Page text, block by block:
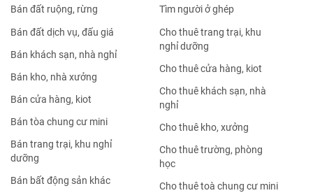
Bán đất ruộng, rừng
Bán đất dịch vụ, đấu giá
Bán khách sạn, nhà nghỉ
Bán kho, nhà xưởng
Bán cửa hàng, kiot
Bán tòa chung cư mini
Bán trang trại, khu nghỉ
dưỡng
Bán bất động sản khác
Tìm người ở ghép
Cho thuê trang trại, khu
nghỉ dưỡng
Cho thuê cửa hàng, kiot
Cho thuê khách sạn, nhà
nghỉ
Cho thuê kho, xưởng
Cho thuê trường, phòng
học
Cho thuê toà chung cư mini